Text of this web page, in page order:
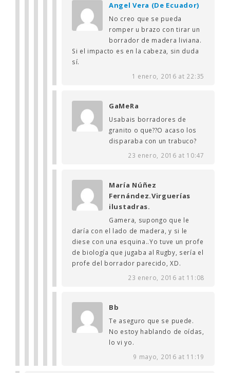
Angel Vera (De Ecuador)
No creo que se pueda
romper u brazo con tirar un
borrador de madera liviana.
Si el impacto es en la cabeza, sin duda
sí.
1 enero, 2016 at 22:35
GaMeRa
Usabais borradores de
granito o que??O acaso los
disparaba con un trabuco?
23 enero, 2016 at 10:47
María Núñez
Fernández.Virguerías
ilustadras.
Gamera, supongo que le
daría con el lado de madera, y si le
diese con una esquina..Yo tuve un profe
de biología que jugaba al Rugby, sería el
profe del borrador parecido, XD.
23 enero, 2016 at 11:08
Bb
Te aseguro que se puede.
No estoy hablando de oídas,
lo vi yo.
9 mayo, 2016 at 11:19